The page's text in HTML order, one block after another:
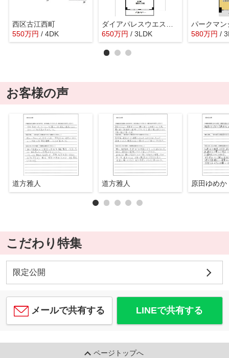
西区古江西町
550万円 / 4DK
ダイアパレスウエストシティ四季の杜
650万円 / 3LDK
パークマン
580万円 /
お客様の声
道方雅人 道方雅人 原田ゆめか
こだわり特集
限定公開
メールで共有する LINEで共有する
ページトップへ